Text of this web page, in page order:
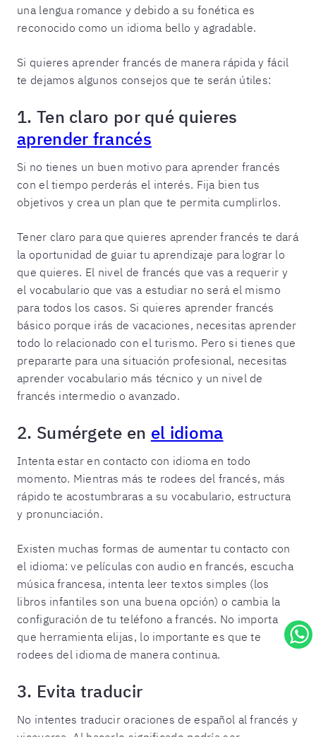
una lengua romance y debido a su fonética es
reconocido como un idioma bello y agradable.
Si quieres aprender francés de manera rápida y fácil
te dejamos algunos consejos que te serán útiles:
1. Ten claro por qué quieres
aprender francés
Si no tienes un buen motivo para aprender francés
con el tiempo perderás el interés. Fija bien tus
objetivos y crea un plan que te permita cumplirlos.
Tener claro para que quieres aprender francés te dará
la oportunidad de guiar tu aprendizaje para lograr lo
que quieres. El nivel de francés que vas a requerir y
el vocabulario que vas a estudiar no será el mismo
para todos los casos. Si quieres aprender francés
básico porque irás de vacaciones, necesitas aprender
todo lo relacionado con el turismo. Pero si tienes que
prepararte para una situación profesional, necesitas
aprender vocabulario más técnico y un nivel de
francés intermedio o avanzado.
2. Sumérgete en el idioma
Intenta estar en contacto con idioma en todo
momento. Mientras más te rodees del francés, más
rápido te acostumbraras a su vocabulario, estructura
y pronunciación.
Existen muchas formas de aumentar tu contacto con
el idioma: ve películas con audio en francés, escucha
música francesa, intenta leer textos simples (los
libros infantiles son una buena opción) o cambia la
configuración de tu teléfono a francés. No importa
que herramienta elijas, lo importante es que te
rodees del idioma de manera continua.
3. Evita traducir
No intentes traducir oraciones de español al francés y